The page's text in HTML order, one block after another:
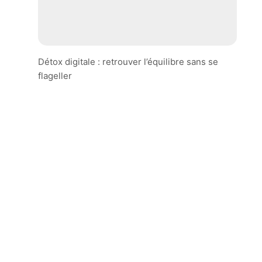
Détox digitale : retrouver l’équilibre sans se
flageller